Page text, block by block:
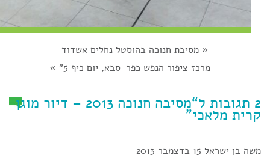
« מסיבת חנוכה בהוסטל נחלים אשדוד
מרכז ציפור הנפש כפר-סבא, יום כיף 5"
»
2 תגובות ל“מסיבה חנוכה 2013 – דיור מוגן
קרית מלאכי”
משה בן ישראל 15 בדצמבר 2013